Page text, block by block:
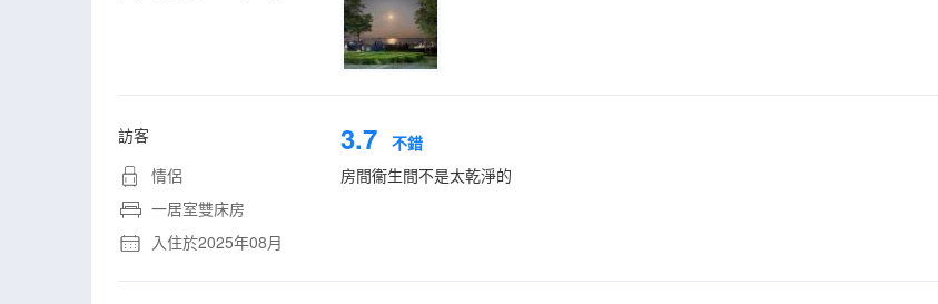
訪客
情侶
一居室雙床房
入住於2025年08月
3.7 不錯
房間衞生間不是太乾淨的